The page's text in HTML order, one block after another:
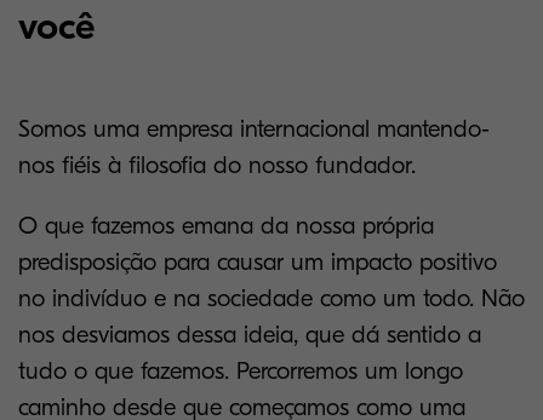
você
Somos uma empresa internacional mantendo-
nos fiéis à filosofia do nosso fundador.
O que fazemos emana da nossa própria
predisposição para causar um impacto positivo
no indivíduo e na sociedade como um todo. Não
nos desviamos dessa ideia, que dá sentido a
tudo o que fazemos. Percorremos um longo
caminho desde que começamos como uma